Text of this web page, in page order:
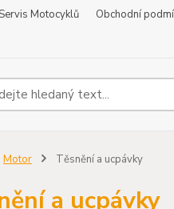
Motocyklů Obchodní
Motor Těsnění a ucpávky
a ucpávky